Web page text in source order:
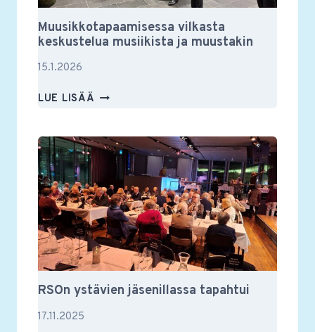
Muusikkotapaamisessa vilkasta
keskustelua musiikista ja muustakin
15.1.2026
LUE LISÄÄ MUUSIKKOTAPAAMISESSA
MUSIIKISTA
MUUSTAKIN
RSOn ystävien jäsenillassa tapahtui
17.11.2025